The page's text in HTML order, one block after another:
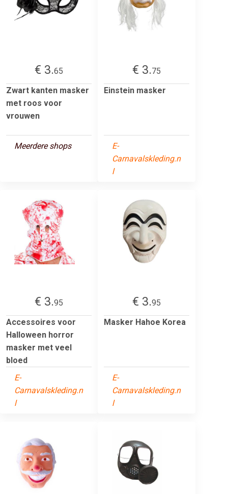
€ 3.65
Zwart kanten masker
met roos voor
vrouwen
Meerdere shops
€ 3.75
Einstein masker
E-
Carnavalskleding.n
l
€ 3.95
Accessoires voor
Halloween horror
masker met veel
bloed
E-
Carnavalskleding.n
l
€ 3.95
Masker Hahoe Korea
E-
Carnavalskleding.n
l